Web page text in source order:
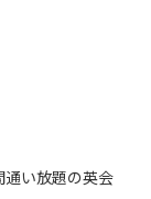
通い放題の英会